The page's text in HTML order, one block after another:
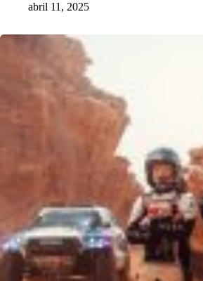
abril 11, 2025